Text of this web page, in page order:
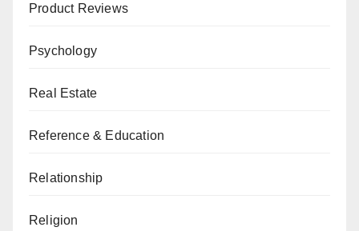
Product Reviews
Psychology
Real Estate
Reference & Education
Relationship
Religion